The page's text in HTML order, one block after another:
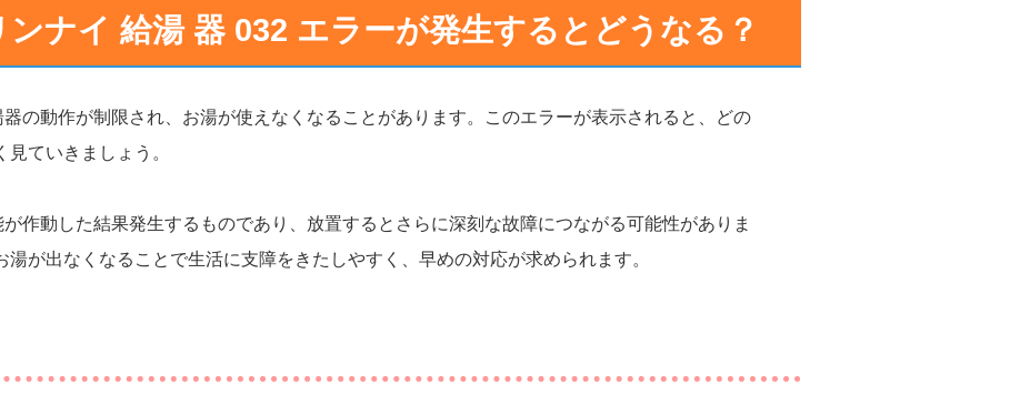
ンナイ 給湯 器 032 エラーが発生するとどうなる？
の動作が制限され、お湯が使えなくなることがあります。このエラーが表示されると、どの
ていきましょう。
作動した結果発生するものであり、放置するとさらに深刻な故障につながる可能性がありま
が出なくなることで生活に支障をきたしやすく、早めの対応が求められます。